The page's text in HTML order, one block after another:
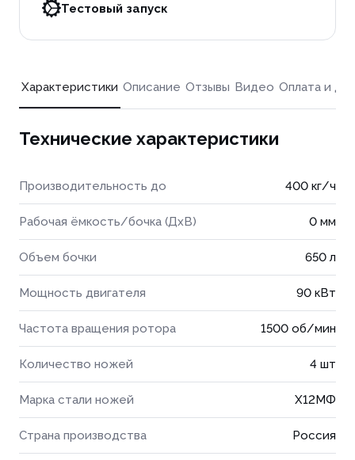
Тестовый запуск
Характеристики Описание Отзывы Видео Оплата и
Технические характеристики
Производительность до 400 кг/ч
Рабочая ёмкость/бочка (ДхВ) 0 мм
Объем бочки 650 л
Мощность двигателя 90 кВт
Частота вращения ротора 1500 об/мин
Количество ножей 4 шт
Марка стали ножей Х12МФ
Страна производства Россия